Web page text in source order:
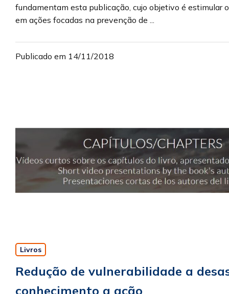
fundamentam esta publicação, cujo objetivo é estimular
em ações focadas na prevenção de ...
Publicado em 14/11/2018
Livros
Redução de vulnerabilidade a
conhecimento a ação